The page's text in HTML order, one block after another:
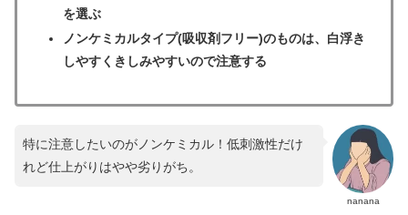
を選ぶ
ノンケミカルタイプ(吸収剤フリー)のものは、白浮き
しやすくきしみやすいので注意する
nanana
特に注意したいのがノンケミカル！低刺激性だけ
れど仕上がりはやや劣りがち。